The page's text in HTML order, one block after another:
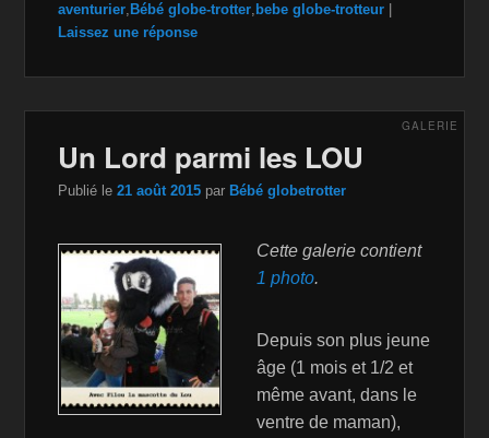
aventurier, Bébé globe-trotter, bebe globe-trotteur
Laissez une réponse
Un Lord parmi les LOU
GALERIE
Publié le21 août 2015 par Bébé globetrotter
Cette galerie contient
1 photo.
Depuis son plus jeune
âge (1 mois et 1/2 et
même avant, dans le
ventre de maman),